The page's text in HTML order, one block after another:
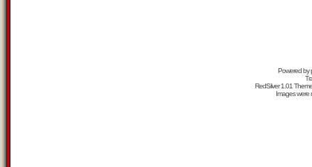
Powered by
RedSilver 1.01
Images were